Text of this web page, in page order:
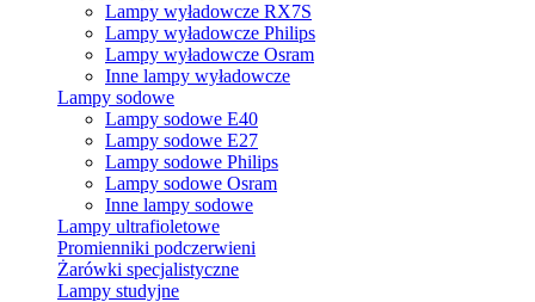
Lampy wyładowcze RX7S
Lampy wyładowcze Philips
Lampy wyładowcze Osram
Inne lampy wyładowcze
Lampy sodowe
Lampy sodowe E40
Lampy sodowe E27
Lampy sodowe Philips
Lampy sodowe Osram
Inne lampy sodowe
Lampy ultrafioletowe
Promienniki podczerwieni
Żarówki specjalistyczne
Lampy studyjne